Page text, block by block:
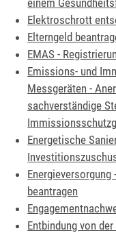
Elektroschrott
Elterngeld
EMAS -
Emissions- und
Messgeräten -
sachverständige
Energetische
beantragen
Entbindung von